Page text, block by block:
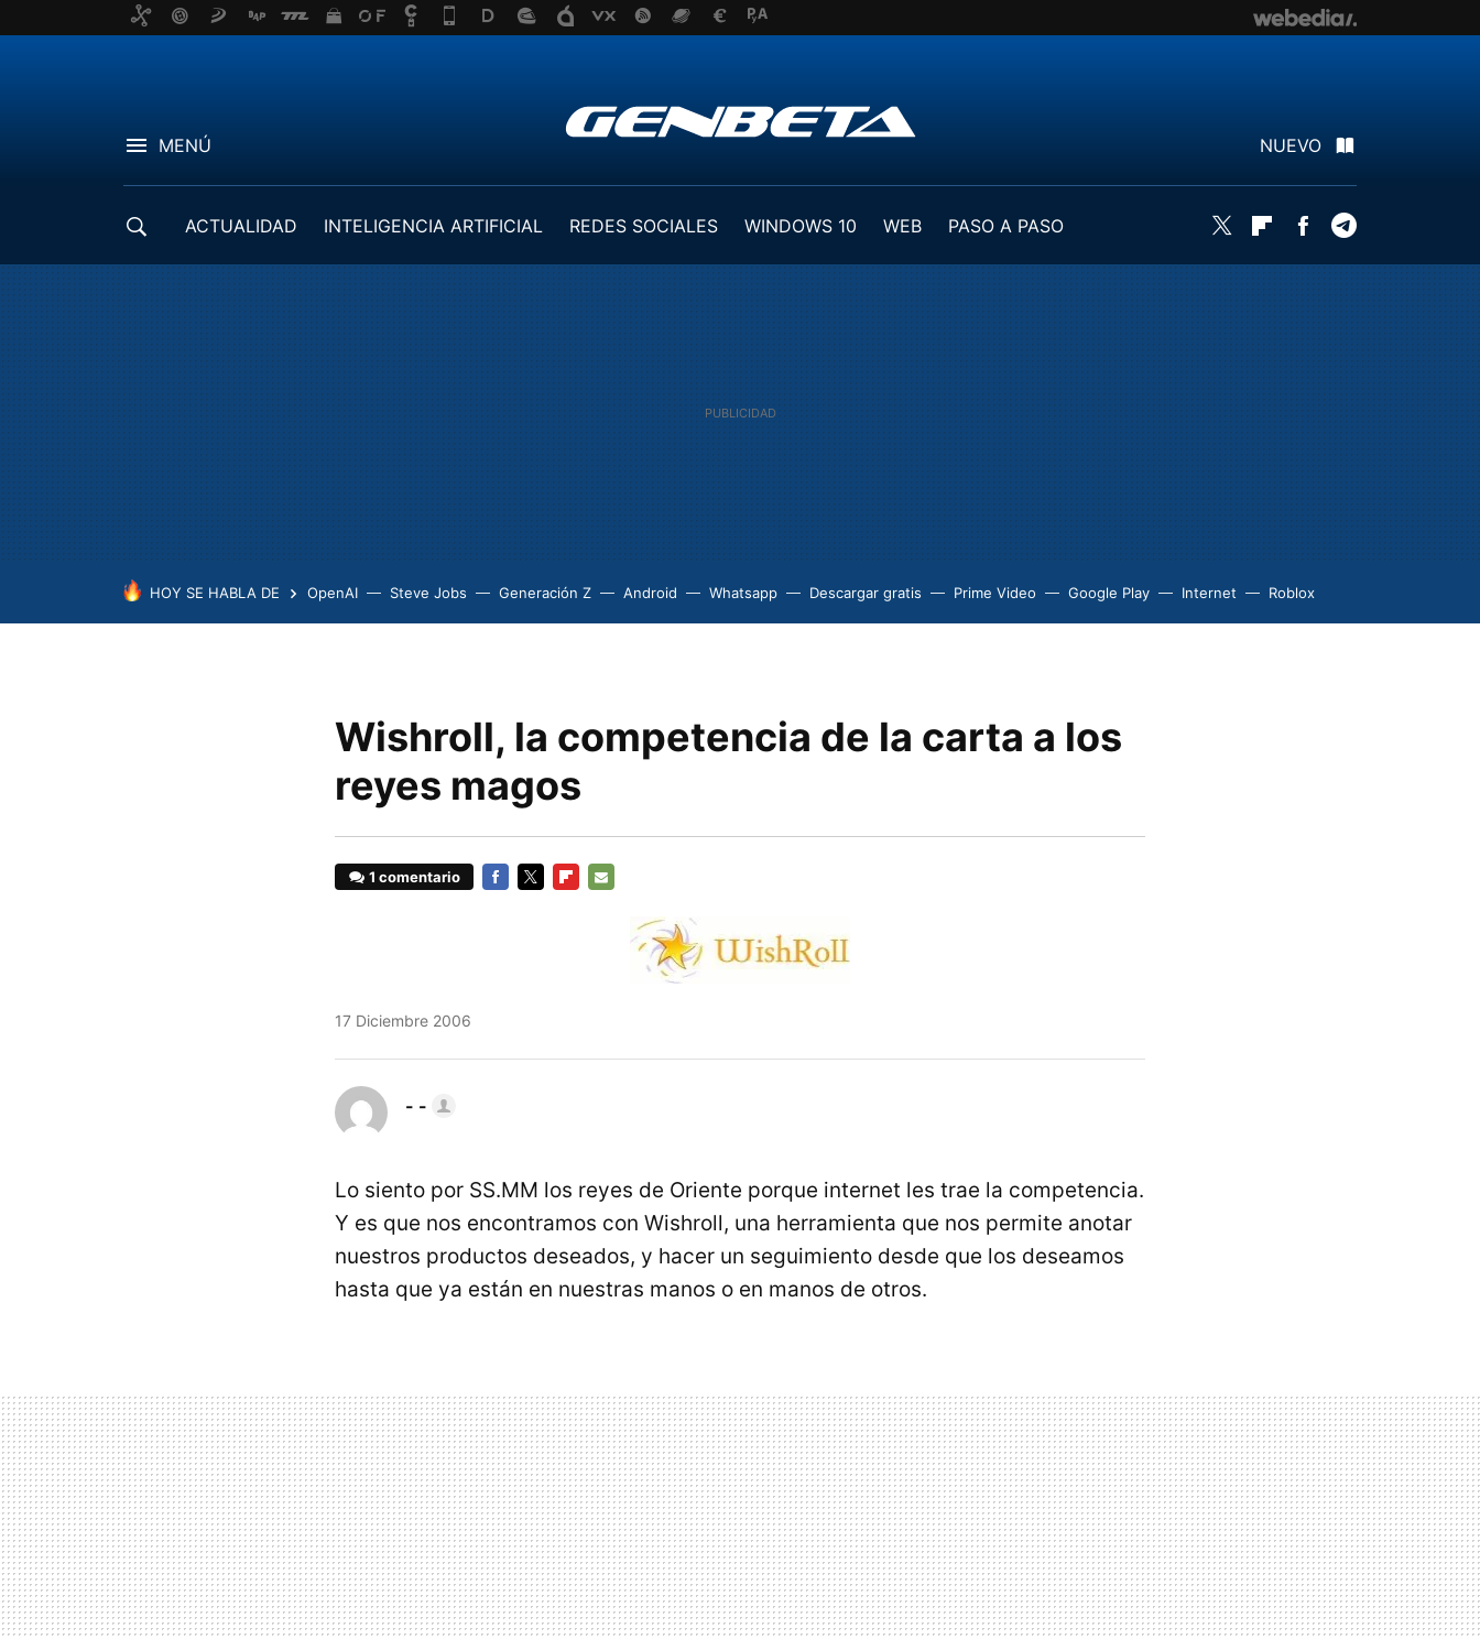
MENÚ NUEVO
ACTUALIDAD INTELIGENCIA ARTIFICIAL REDES SOCIALES WINDOWS 10 WEB
PASO A PASO
Twitter FlipboardFacebook
HOY SE HABLA DE OpenAI Steve Jobs Generación Z Android Whatsapp Descargar gratis Prime Video Google Play Internet Roblox
Wishroll, la competencia de la carta a los
reyes magos
1 comentario
17 Diciembre 2006
- -
Lo siento por SS.MM los reyes de Oriente porque internet les trae la competencia.
Y es que nos encontramos con Wishroll, una herramienta que nos permite anotar
nuestros productos deseados, y hacer un seguimiento desde que los deseamos
hasta que ya están en nuestras manos o en manos de otros.